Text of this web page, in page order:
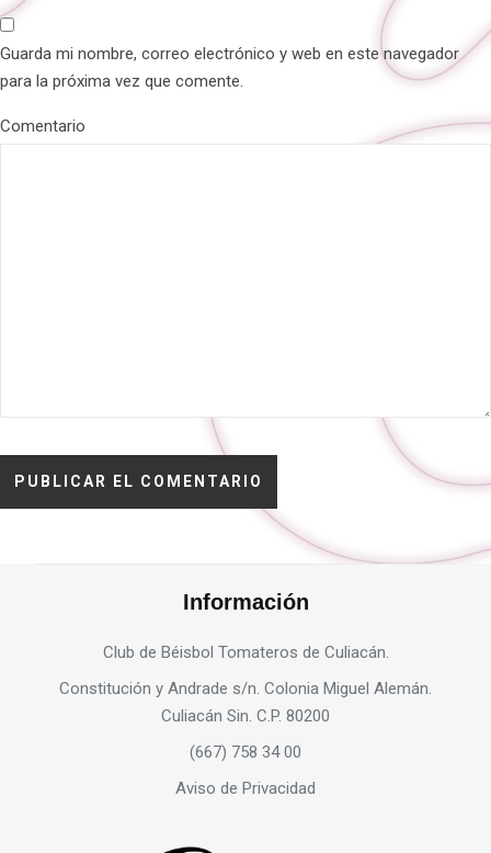
Guarda mi nombre, correo electrónico y web en este navegador
para la próxima vez que comente.
Comentario
Información
Club de Béisbol Tomateros de Culiacán.
Constitución y Andrade s/n. Colonia Miguel Alemán.
Culiacán Sin. C.P. 80200
(667) 758 34 00
Aviso de Privacidad